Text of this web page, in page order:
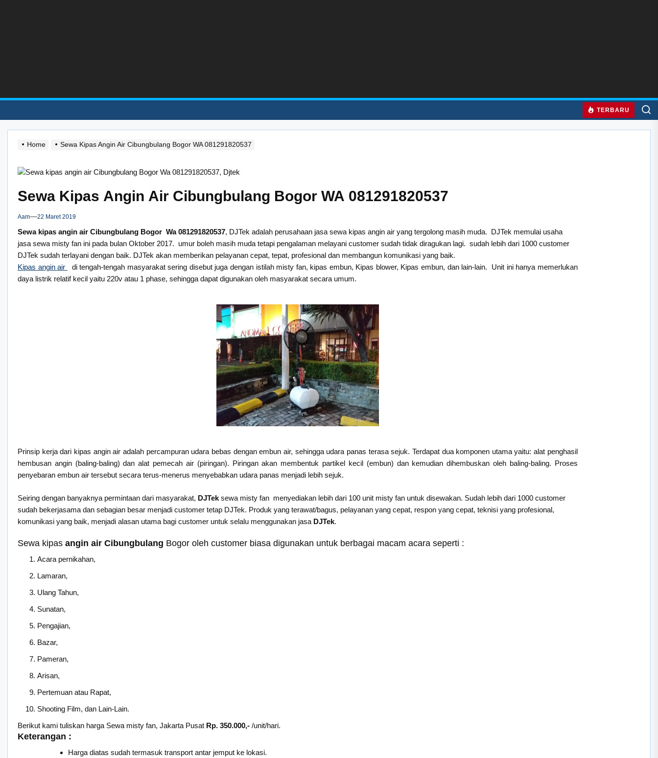
TERBARU
Home Sewa Kipas Angin Air Cibungbulang Bogor WA 081291820537
Sewa Kipas Angin Air Cibungbulang Bogor WA 081291820537
Aam 22 Maret 2019
Sewa kipas angin air Cibungbulang Bogor Wa 081291820537, DJTek adalah perusahaan jasa sewa kipas angin air yang tergolong masih muda. DJTek memulai usaha
jasa sewa misty fan ini pada bulan Oktober 2017. umur boleh masih muda tetapi pengalaman melayani customer sudah tidak diragukan lagi. sudah lebih dari 1000 customer
DJTek sudah terlayani dengan baik. DJTek akan memberikan pelayanan cepat, tepat, profesional dan membangun komunikasi yang baik.
Kipas angin air
di tengah-tengah masyarakat sering disebut juga dengan istilah misty fan, kipas embun, Kipas blower, Kipas embun, dan lain-lain. Unit ini hanya memerlukan
daya listrik relatif kecil yaitu 220v atau 1 phase, sehingga dapat digunakan oleh masyarakat secara umum.
Prinsip kerja dari kipas angin air adalah percampuran udara bebas dengan embun air, sehingga udara panas terasa sejuk. Terdapat dua komponen utama yaitu: alat penghasil
hembusan angin (baling-baling) dan alat pemecah air (piringan). Piringan akan membentuk partikel kecil (embun) dan kemudian dihembuskan oleh baling-baling. Proses
penyebaran embun air tersebut secara terus-menerus menyebabkan udara panas menjadi lebih sejuk.
Seiring dengan banyaknya permintaan dari masyarakat, DJTek sewa misty fan menyediakan lebih dari 100 unit misty fan untuk disewakan. Sudah lebih dari 1000 customer
sudah bekerjasama dan sebagian besar menjadi customer tetap DJTek. Produk yang terawat/bagus, pelayanan yang cepat, respon yang cepat, teknisi yang profesional,
komunikasi yang baik, menjadi alasan utama bagi customer untuk selalu menggunakan jasa DJTek.
Sewa kipas angin air Cibungbulang Bogor oleh customer biasa digunakan untuk berbagai macam acara seperti :
Acara pernikahan,
Lamaran,
Ulang Tahun,
Sunatan,
Pengajian,
Bazar,
Pameran,
Arisan,
Pertemuan atau Rapat,
Shooting Film, dan Lain-Lain.
Berikut kami tuliskan harga Sewa misty fan, Jakarta Pusat Rp. 350.000,- /unit/hari.
Keterangan :
Harga diatas sudah termasuk transport antar jemput ke lokasi.